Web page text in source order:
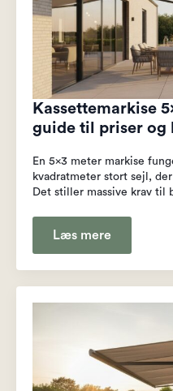
Kassettemarkise
guide til priser og
En 5x3 meter markise
kvadratmeter stort sejl,
Det stiller massive krav til
Læs mere